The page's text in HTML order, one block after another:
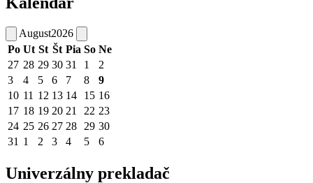
August2026
Po Ut St Št Pia So Ne
27 28 29 30 31 1
2
3
4 5 6 7 8
9
10 11 12 13 14 15 16
17 18 19 20 21 22 23
24 25 26 27 28 29 30
31 1 2 3 4 5 6
Univerzálny prekladač